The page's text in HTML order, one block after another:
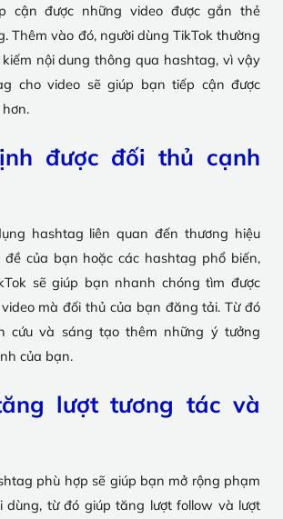
cận được những video được gắn thẻ
Thêm vào đó, người dùng TikTok thường
nội dung thông qua hashtag, vì vậy
cho video sẽ giúp bạn tiếp cận được
được đối thủ cạnh
hashtag liên quan đến thương hiệu
đề của bạn hoặc các hashtag phổ biến,
sẽ giúp bạn nhanh chóng tìm được
mà đối thủ của bạn đăng tải. Từ đó
cứu và sáng tạo thêm những ý tưởng
của bạn.
lượt tương tác và
phù hợp sẽ giúp bạn mở rộng phạm
dùng, từ đó giúp tăng lượt follow và lượt